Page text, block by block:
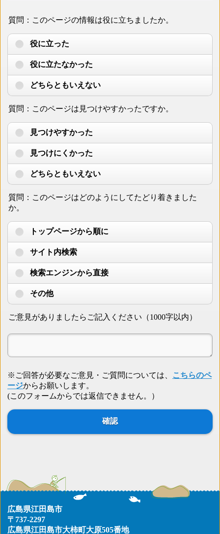
質問：このページの情報は役に立ちましたか。
役に立った
役に立たなかった
どちらともいえない
質問：このページは見つけやすかったですか。
見つけやすかった
見つけにくかった
どちらともいえない
質問：このページはどのようにしてたどり着きました
か。
トップページから順に
サイト内検索
検索エンジンから直接
その他
ご意見がありましたらご記入ください（1000字以内）
※ご回答が必要なご意見・ご質問については、
こちらのペ
ージからお願いします。
(このフォームからでは返信できません。）
広島県江田島市
〒737-2297
広島県江田島市大柿町大原505番地